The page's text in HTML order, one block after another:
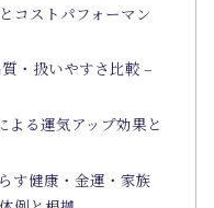
コストパフォーマン
・扱いやすさ比較 –
よる運気アップ効果と
す健康・金運・家族